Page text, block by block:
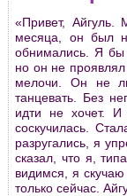
«Привет,
месяца, он был
обнимались. Я бы
но он не
мелочи. Он не
танцевать. Без
идти не хочет.
соскучилась.
разругались, я
сказал, что я,
видимся, я
только сейчас.